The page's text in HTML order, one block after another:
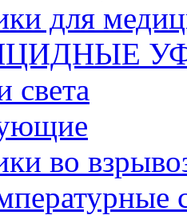
для
света
во